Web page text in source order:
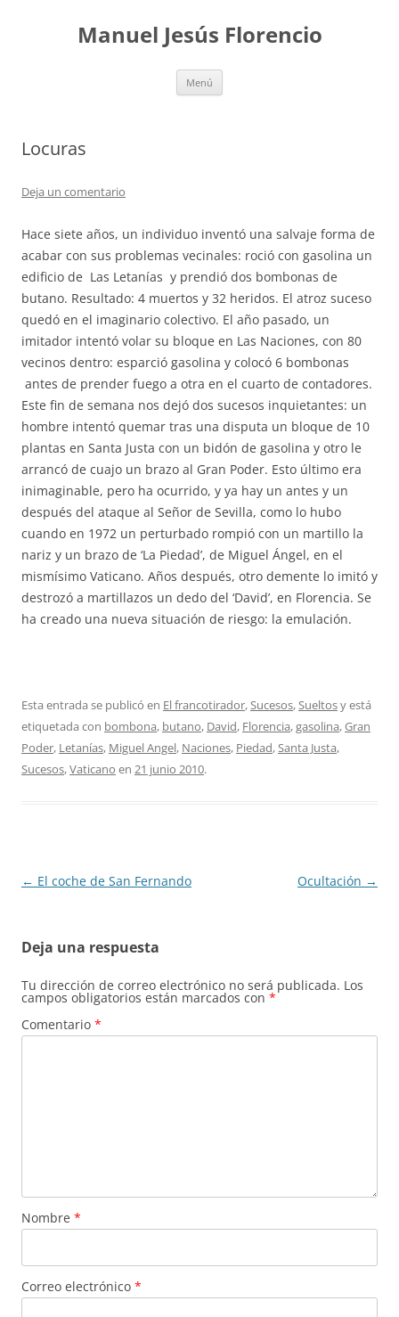
contenidoManuel Jesús Florencio
Menú
Locuras
Deja un comentario
Hace siete años, un individuo inventó una salvaje forma de
acabar con sus problemas vecinales: roció con gasolina un
edificio de Las Letanías y prendió dos bombonas de
butano. Resultado: 4 muertos y 32 heridos. El atroz suceso
quedó en el imaginario colectivo. El año pasado, un
imitador intentó volar su bloque en Las Naciones, con 80
vecinos dentro: esparció gasolina y colocó 6 bombonas
antes de prender fuego a otra en el cuarto de contadores.
Este fin de semana nos dejó dos sucesos inquietantes: un
hombre intentó quemar tras una disputa un bloque de 10
plantas en Santa Justa con un bidón de gasolina y otro le
arrancó de cuajo un brazo al Gran Poder. Esto último era
inimaginable, pero ha ocurrido, y ya hay un antes y un
después del ataque al Señor de Sevilla, como lo hubo
cuando en 1972 un perturbado rompió con un martillo la
nariz y un brazo de ‘La Piedad’, de Miguel Ángel, en el
mismísimo Vaticano. Años después, otro demente lo imitó y
destrozó a martillazos un dedo del ‘David’, en Florencia. Se
ha creado una nueva situación de riesgo: la emulación.
Esta entrada se publicó en El francotirador,Sucesos,Sueltosy está
etiquetada con bombona, butano, David, Florencia,gasolina,Gran
Poder, Letanías, Miguel Angel, Naciones, Piedad,Santa Justa,
Sucesos,Vaticano en 21 junio 2010.
Navegación
← El coche de San Fernando Ocultación →
Deja una respuesta
Tu dirección de correo electrónico no será publicada. Los
campos obligatorios están marcados con *
Comentario *
Nombre *
Correo electrónico *